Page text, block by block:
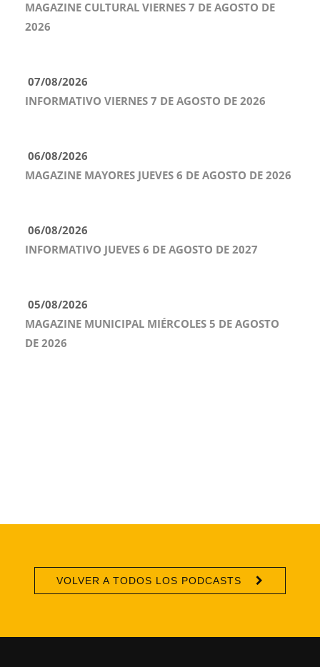
MAGAZINE CULTURAL VIERNES 7 DE AGOSTO DE
2026
07/08/2026
INFORMATIVO VIERNES 7 DE AGOSTO DE 2026
06/08/2026
MAGAZINE MAYORES JUEVES 6 DE AGOSTO DE 2026
06/08/2026
INFORMATIVO JUEVES 6 DE AGOSTO DE 2027
05/08/2026
MAGAZINE MUNICIPAL MIÉRCOLES 5 DE AGOSTO
DE 2026
VOLVER A TODOS LOS PODCASTS